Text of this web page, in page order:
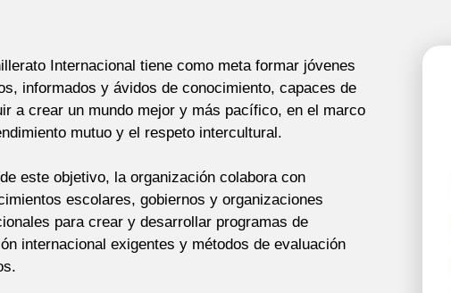
Internacional tiene como meta formar jóvenes
informados y ávidos de conocimiento, capaces de
a crear un mundo mejor y más pacífico, en el marco
mutuo y el respeto intercultural.
este objetivo, la organización colabora con
escolares, gobiernos y organizaciones
para crear y desarrollar programas de
internacional exigentes y métodos de evaluación